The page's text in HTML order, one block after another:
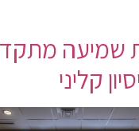
שמיעה
קליני